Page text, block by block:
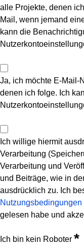
alle Projekte, denen
Mail, wenn jemand
kann die
Ja, ich möchte E-Mail-
denen ich folge. Ich
Ich willige hiermit
Verarbeitung
Verarbeitung und
und Beiträge, wie in
ausdrücklich zu. Ich
Nutzungsbedingungen
gelesen habe und
Ich bin kein Roboter *